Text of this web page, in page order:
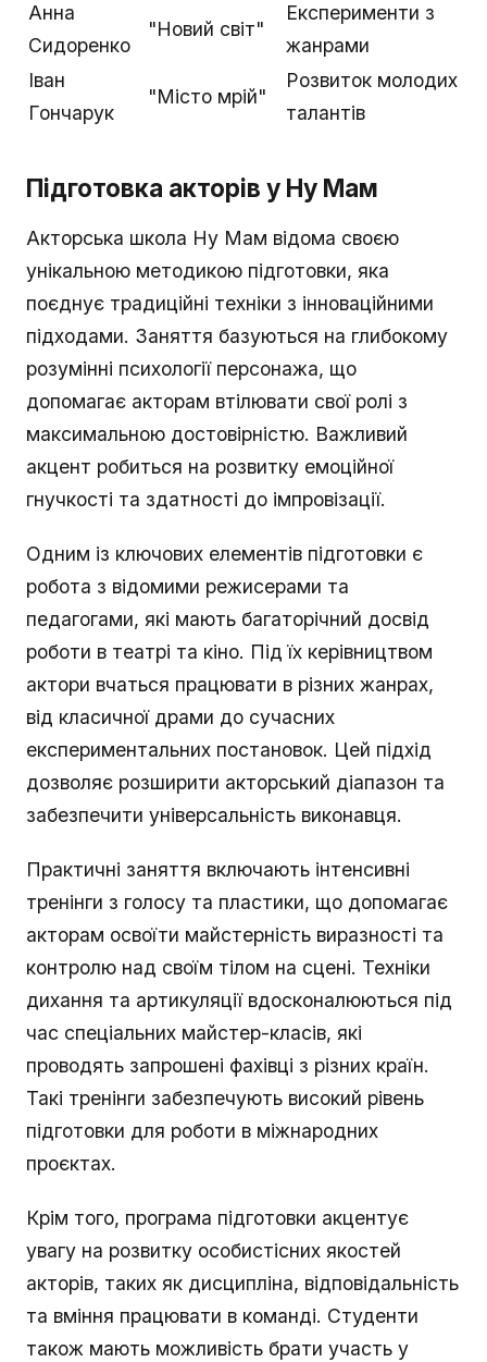
Анна
Сидоренко
"Новий світ"
Експерименти з
жанрами
Іван
Гончарук
"Місто мрій"
Розвиток молодих
талантів
Підготовка акторів у Ну Мам
Акторська школа Ну Мам відома своєю
унікальною методикою підготовки, яка
поєднує традиційні техніки з інноваційними
підходами. Заняття базуються на глибокому
розумінні психології персонажа, що
допомагає акторам втілювати свої ролі з
максимальною достовірністю. Важливий
акцент робиться на розвитку емоційної
гнучкості та здатності до імпровізації.
Одним із ключових елементів підготовки є
робота з відомими режисерами та
педагогами, які мають багаторічний досвід
роботи в театрі та кіно. Під їх керівництвом
актори вчаться працювати в різних жанрах,
від класичної драми до сучасних
експериментальних постановок. Цей підхід
дозволяє розширити акторський діапазон та
забезпечити універсальність виконавця.
Практичні заняття включають інтенсивні
тренінги з голосу та пластики, що допомагає
акторам освоїти майстерність виразності та
контролю над своїм тілом на сцені. Техніки
дихання та артикуляції вдосконалюються під
час спеціальних майстер-класів, які
проводять запрошені фахівці з різних країн.
Такі тренінги забезпечують високий рівень
підготовки для роботи в міжнародних
проєктах.
Крім того, програма підготовки акцентує
увагу на розвитку особистісних якостей
акторів, таких як дисципліна, відповідальність
та вміння працювати в команді. Студенти
також мають можливість брати участь у